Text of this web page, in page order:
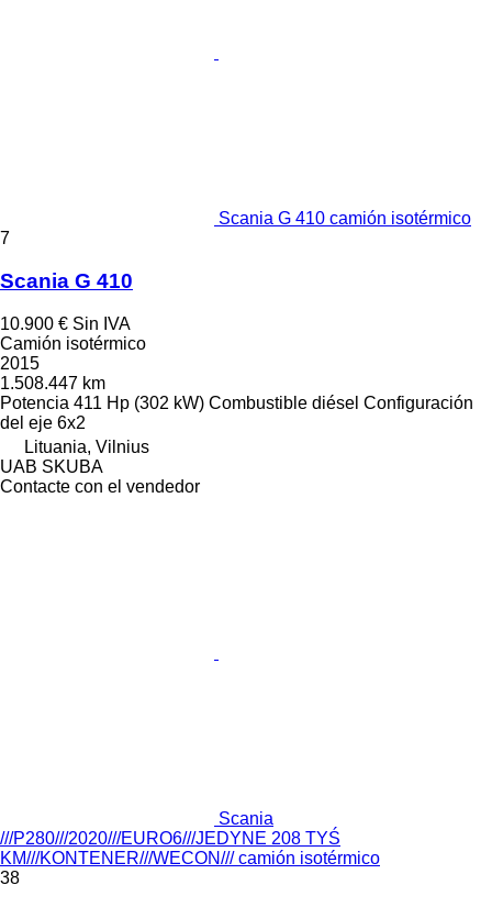
Scania G 410 camión isotérmico
7
Scania G 410
10.900 € Sin IVA
Camión isotérmico
2015
1.508.447 km
Potencia 411 Hp (302 kW) Combustible diésel Configuración
del eje 6x2
Lituania, Vilnius
UAB SKUBA
Contacte con el vendedor
Scania
///P280///2020///EURO6///JEDYNE 208 TYŚ
KM///KONTENER///WECON/// camión isotérmico
38